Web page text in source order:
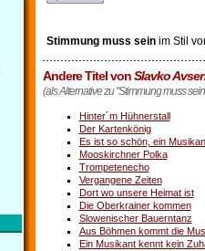
Stimmung muss seinim Stil
Andere Titel vonSlavko
(als Alternative zu "Stimmung muss
Hinter´m Hühnerstall
Der Kartenkönig
Es ist so schön, ein
Mooskirchner Polka
Trompetenecho
Vergangene Zeiten
Dort wo unsere Heimat ist
Die Oberkrainer kommen
Slowenischer Bauerntanz
Aus Böhmen kommt die
Ein Musikant kennt kein